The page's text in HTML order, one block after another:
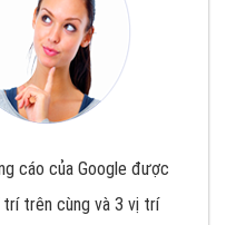
cáo của Google được
trên cùng và 3 vị trí